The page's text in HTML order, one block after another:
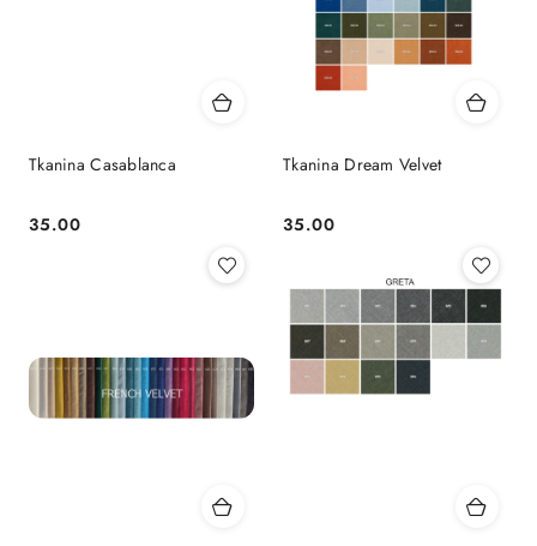
Tkanina Casablanca
Cena:
35.00
Tkanina Dream Velvet
Cena:
35.00